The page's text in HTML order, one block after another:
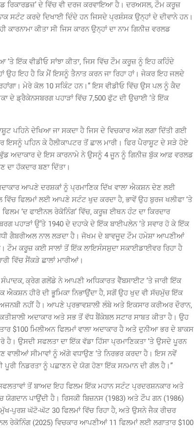
ਰਿਕਾਰਡਜ਼’ ਦੇ ਵਿੱਚ ਵੀ ਦਰਜ ਕਰਵਾਇਆ ਹੈ। ਦਰਅਸਲ, ਟੌਮ ਕਰੂਜ਼
ਸਟੰਟ ਕਰਦੇ ਦਿਖਾਈ ਦਿੰਦੇ ਹਨ ਜਿਸਦੇ ਪ੍ਰਸ਼ੰਸਕ ਉਨ੍ਹਾਂ ਦੇ ਦੀਵਾਨੇ ਹਨ।
ਕੀਤਾ ਸੀ ਜਿਸ ਕਾਰਨ ਉਨ੍ਹਾਂ ਦਾ ਨਾਮ ਗਿਨੀਜ਼ ਵਰਲਡ
ਇੱਕ ਵੀਡੀਓ ਸਾਂਝਾ ਕੀਤਾ, ਜਿਸ ਵਿੱਚ ਟੌਮ ਕਰੂਜ਼ ਨੂੰ ਇਹ ਕਹਿੰਦੇ
ਉਹ ਇਹ ਹੈ ਕਿ ਮੈਂ ਇਸਨੂੰ ਤੈਨਾਤ ਕਰਨ ਜਾ ਰਿਹਾ ਹਾਂ। ਜੇਕਰ ਇਹ ਜਲਦੇ
ਮੇਰੇ ਕੋਲ 10 ਸਕਿੰਟ ਹਨ।” ਇਸ ਵੀਡੀਓ ਵਿੱਚ ਉਸ ਪਲ ਨੂੰ ਕੈਦ
ਦੇ ਡ੍ਰੈਕੇਨਸਬਰਗ ਪਹਾੜਾਂ ਵਿੱਚ 7,500 ਫੁੱਟ ਦੀ ਉਚਾਈ ‘ਤੇ ਇੱਕ
ਪਹਿਨੇ ਦੇਖਿਆ ਜਾ ਸਕਦਾ ਹੈ ਜਿਸ ਦੇ ਵਿਚਕਾਰ ਅੱਗ ਲਗਾ ਦਿੱਤੀ ਗਈ
ਇਸਨੂੰ ਪਹਿਨ ਕੇ ਹੈਲੀਕਾਪਟਰ ਤੋਂ ਛਾਲ ਮਾਰੀ। ਫਿਰ ਪੈਰਾਸ਼ੂਟ ਦੇ ਸੜੇ ਹੋਏ
ਅਦਾਕਾਰ ਦੇ ਇਸ ਕਾਰਨਾਮੇ ਨੇ ਉਸਨੂੰ 4 ਜੂਨ ਨੂੰ ਗਿਨੀਜ਼ ਬੁੱਕ ਆਫ਼ ਵਰਲਡ
ਹੱਕਦਾਰ ਬਣਾ ਦਿੱਤਾ।
ਆਪਣੇ ਦਰਸ਼ਕਾਂ ਨੂੰ ਪ੍ਰਮਾਣਿਕ ਦਿੱਖ ਵਾਲਾ ਐਕਸ਼ਨ ਦੇਣ ਲਈ
ਫਿਲਮਾਂ ਲਈ ਆਪਣੇ ਸਟੰਟ ਖੁਦ ਕਰਦਾ ਹੈ, ਭਾਵੇਂ ਉਹ ਬੁਰਜ ਖਲੀਫਾ ‘ਤੇ
‘ਦ ਫਾਈਨਲ ਰੇਕੋਨਿੰਗ’ ਵਿੱਚ, ਕਰੂਜ਼ ਈਥਨ ਹੰਟ ਦਾ ਕਿਰਦਾਰ
ਪਹਾੜਾਂ ਉੱਤੇ 1940 ਦੇ ਦਹਾਕੇ ਦੇ ਇੱਕ ਬਾਈਪਲੇਨ ‘ਤੇ ਸਵਾਰ ਹੋ ਕੇ ਇੱਕ
ਗੈਬਰੀਅਲ ਨਾਲ ਲੜਦਾ ਹੈ। ਜੋਖਮ ਦੇ ਬਾਵਜੂਦ ਟੌਮ ਹਮੇਸ਼ਾ ਆਪਣੀਆਂ
ਟੌਮ ਕਰੂਜ਼ ਕਈ ਸਾਲਾਂ ਤੋਂ ਇੱਕ ਲਾਇਸੰਸਸ਼ੁਦਾ ਸਕਾਈਡਾਈਵਰ ਰਿਹਾ ਹੈ
ਵਿੱਚ ਸੈਂਕੜੇ ਛਾਲਾਂ ਮਾਰੀਆਂ।
ਕ੍ਰੇਗ ਗਲੇਂਡੇ ਨੇ ਆਪਣੀ ਅਧਿਕਾਰਤ ਵੈੱਬਸਾਈਟ ‘ਤੇ ਜਾਰੀ ਇੱਕ
ਐਕਸ਼ਨ ਹੀਰੋ ਦੀ ਭੂਮਿਕਾ ਨਿਭਾਉਂਦਾ ਹੈ, ਸਗੋਂ ਉਹ ਖੁਦ ਵੀ ਸੱਚਮੁੱਚ ਇੱਕ
ਨਹੀਂ ਹੈ। ਆਪਣੇ ਪ੍ਰਭਾਵਸ਼ਾਲੀ ਲੰਬੇ ਅਤੇ ਇਕਸਾਰ ਕਰੀਅਰ ਦੌਰਾਨ,
ਅਦਾਕਾਰ ਅਤੇ ਸਭ ਤੋਂ ਵੱਧ ਬੈਂਕੇਬਲ ਸਟਾਰ ਸਾਬਤ ਕੀਤਾ ਹੈ। ਉਹ
$100 ਮਿਲੀਅਨ ਫਿਲਮਾਂ ਵਾਲਾ ਅਦਾਕਾਰ ਹੈ ਅਤੇ ਦੁਨੀਆ ਭਰ ਦੇ ਬਾਕਸ
ਉਸਦੀ ਸਫਲਤਾ ਦਾ ਇੱਕ ਵੱਡਾ ਹਿੱਸਾ ਪ੍ਰਮਾਣਿਕਤਾ ‘ਤੇ ਉਸਦੇ ਪੂਰਨ
ਸੀਮਾਵਾਂ ਨੂੰ ਅੱਗੇ ਵਧਾਉਣ ‘ਤੇ ਨਿਰਭਰ ਕਰਦਾ ਹੈ। ਇਸ ਨਵੇਂ
ਪੂਰੀ ਨਿਡਰਤਾ ਨੂੰ ਪਛਾਣਨ ਦੇ ਯੋਗ ਹੋਣਾ ਇੱਕ ਸਨਮਾਨ ਦੀ ਗੱਲ ਹੈ।”
ਤੋਂ ਬਾਅਦ ਇਹ ਫਿਲਮ ਇੱਕ ਮਹਾਨ ਸਟੰਟ ਪ੍ਰਦਰਸ਼ਨਕਾਰ ਅਤੇ
ਪਾਉਂਦੀ ਹੈ। ਰਿਸਕੀ ਬਿਜ਼ਨਸ (1983) ਅਤੇ ਟੌਪ ਗਨ (1986)
ਪੁਰਸ਼ ਘੱਟੋ-ਘੱਟ 30 ਫਿਲਮਾਂ ਵਿੱਚ ਰਿਹਾ ਹੈ, ਅਤੇ ਉਸਨੇ ਜੈਕ ਰੀਚਰ
ਰੇਕੋਨਿੰਗ (2025) ਵਿਚਕਾਰ ਆਪਣੀਆਂ 11 ਫਿਲਮਾਂ ਲਈ ਲਗਾਤਾਰ $100